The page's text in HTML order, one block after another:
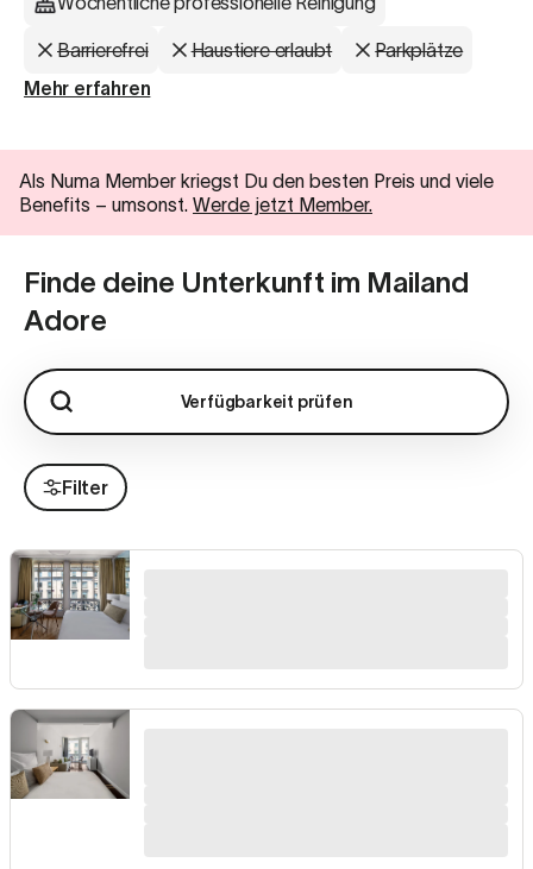
Barrierefrei Haustiere erlaubt
Parkplätze
Mehr erfahren
Als Numa Member kriegst Du den besten Preis und viele
Benefits – umsonst. Werde jetzt Member.
Finde deine Unterkunft im Mailand
Adore
Verfügbarkeit prüfen
Filter